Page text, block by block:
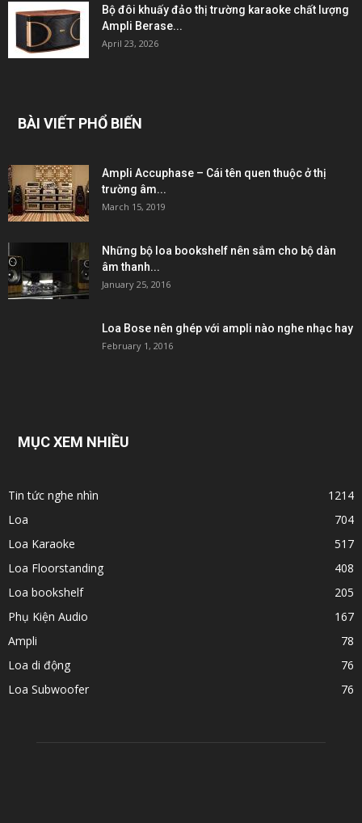
Bộ đôi khuấy đảo thị trường karaoke chất lượng
Ampli Berase...
April 23, 2026
BÀI VIẾT PHỔ BIẾN
Ampli Accuphase – Cái tên quen thuộc ở thị
trường âm...
March 15, 2019
Những bộ loa bookshelf nên sắm cho bộ dàn
âm thanh...
January 25, 2016
Loa Bose nên ghép với ampli nào nghe nhạc hay
February 1, 2016
MỤC XEM NHIỀU
Tin tức nghe nhìn
1214
Loa
704
Loa Karaoke
517
Loa Floorstanding
408
Loa bookshelf
205
Phụ Kiện Audio
167
Ampli
78
Loa di động
76
Loa Subwoofer
76